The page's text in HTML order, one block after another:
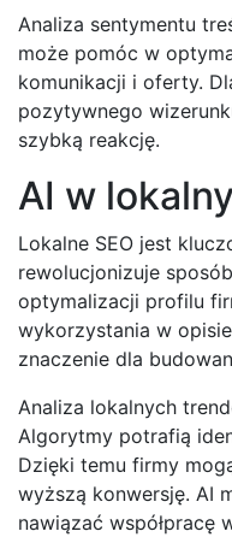
Analiza sentymentu
może pomóc w
komunikacji i oferty.
pozytywnego
szybką reakcję.
AI w
Lokalne SEO jest
rewolucjonizuje
optymalizacji profilu
wykorzystania w
znaczenie dla
Analiza lokalnych
Algorytmy potrafią
Dzięki temu firmy
wyższą konwersję. AI
nawiązać współpracę